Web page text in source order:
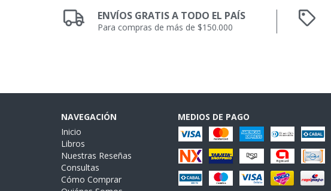
ENVÍOS GRATIS A TODO EL PAÍS
Para compras de más de $150.000
NAVEGACIÓN
Inicio
Libros
Nuestras Reseñas
Consultas
Cómo Comprar
MEDIOS DE PAGO